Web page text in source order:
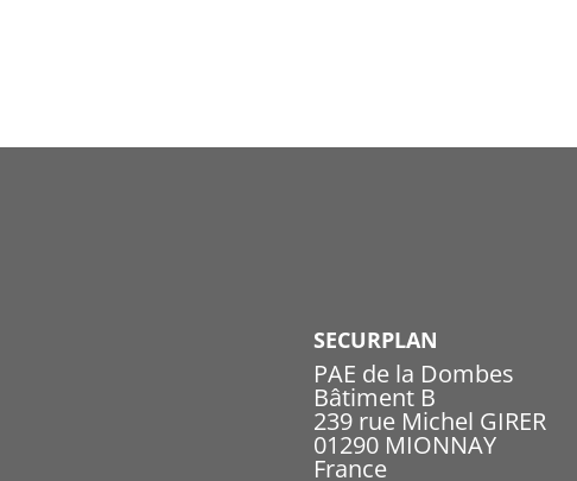
SECURPLAN
PAE de la Dombes
Bâtiment B
239 rue Michel GIRER
01290 MIONNAY
France